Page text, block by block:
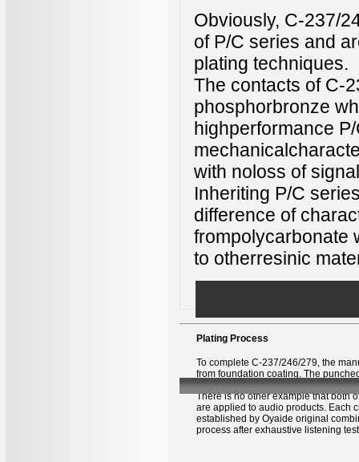
Obviously, C-237/
of P/C series and
plating techniques.
The contacts of C-
phosphorbronze
highperformance
with noloss of
Inheriting P/C
difference of
frompolycarbonate
to otherresinic
Plating Process
To complete C-237/246/279, the
from foundation coating. The
polished piece by piece after
There is no other example that both
are applied to audio products. Each
established by Oyaide original
process after exhaustive listening